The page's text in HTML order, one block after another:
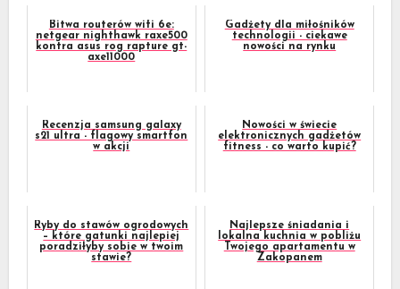
Bitwa routerów wifi 6e:
netgear nighthawk raxe500
kontra asus rog rapture gt-
axe11000
Gadżety dla miłośników
technologii - ciekawe
nowości na rynku
Recenzja samsung galaxy
s21 ultra - flagowy smartfon
w akcji
Nowości w świecie
elektronicznych gadżetów
fitness - co warto kupić?
Ryby do stawów ogrodowych
– które gatunki najlepiej
poradziłyby sobie w twoim
stawie?
Najlepsze śniadania i
lokalna kuchnia w pobliżu
Twojego apartamentu w
Zakopanem